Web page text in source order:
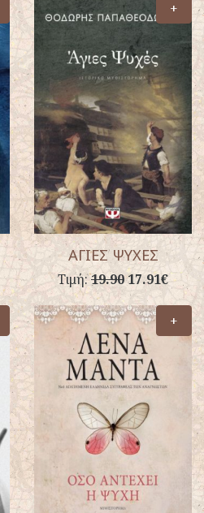
+
ΑΓΙΕΣ ΨΥΧΕΣ
Τιμή:19.9017.91€
+